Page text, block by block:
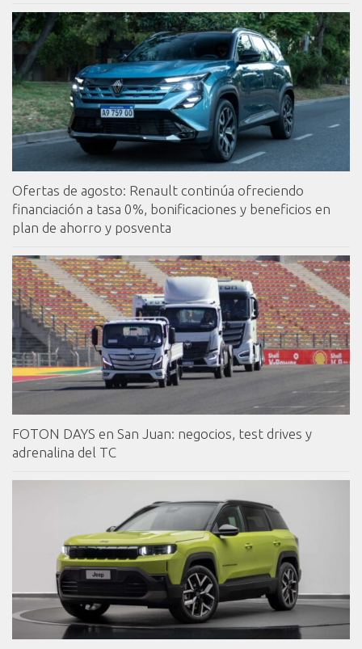
Ofertas de agosto: Renault continúa ofreciendo
financiación a tasa 0%, bonificaciones y beneficios en
plan de ahorro y posventa
FOTON DAYS en San Juan: negocios, test drives y
adrenalina del TC